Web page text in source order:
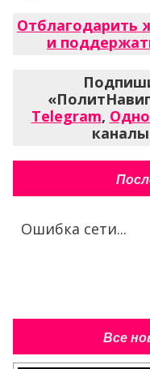
Отблагодарить
и
Telegram,
каналы
Ошибка сети...
Все